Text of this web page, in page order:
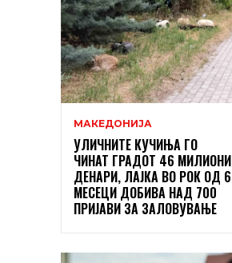
МАКЕДОНИЈА
УЛИЧНИТЕ КУЧИЊА ГО
ЧИНАТ ГРАДОТ 46 МИЛИОНИ
ДЕНАРИ, ЛАЈКА ВО РОК ОД 6
МЕСЕЦИ ДОБИВА НАД 700
ПРИЈАВИ ЗА ЗАЛОВУВАЊЕ